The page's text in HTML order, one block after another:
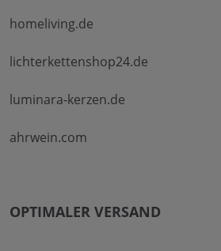
homeliving.de
lichterkettenshop24.de
luminara-kerzen.de
ahrwein.com
OPTIMALER VERSAND